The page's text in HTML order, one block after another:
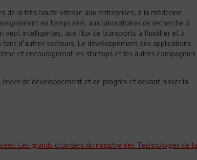
de la très haute vitesse aux entreprises, à la médecine –
en temps réel, aux laboratoires de recherche à
veut intelligentes, aux flux de transports à fluidifier et à
d’autres secteurs. Le développement des applications
et encourageront les startups et les autres compagnies
de développement et de progrès et devant hisser la
Les grands chantiers du ministre des Technologies de la